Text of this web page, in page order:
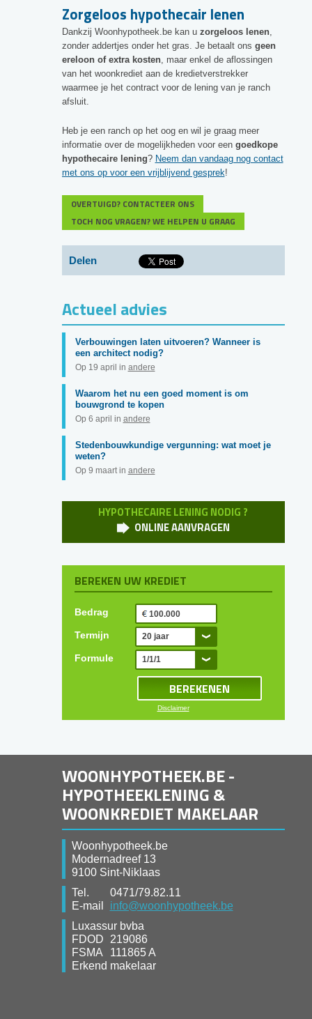
Zorgeloos hypothecair lenen
Dankzij Woonhypotheek.be kan u zorgeloos lenen,
zonder addertjes onder het gras. Je betaalt ons geen
ereloon of extra kosten, maar enkel de aflossingen
van het woonkrediet aan de kredietverstrekker
waarmee je het contract voor de lening van je ranch
afsluit.
Heb je een ranch op het oog en wil je graag meer
informatie over de mogelijkheden voor een goedkope
hypothecaire lening? Neem dan vandaag nog contact
met ons op voor een vrijblijvend gesprek!
OVERTUIGD? CONTACTEER ONS
TOCH NOG VRAGEN? WE HELPEN U GRAAG
Delen
Actueel advies
Verbouwingen laten uitvoeren? Wanneer is
een architect nodig?
Op 19 april in andere
Waarom het nu een goed moment is om
bouwgrond te kopen
Op 6 april in andere
Stedenbouwkundige vergunning: wat moet je
weten?
Op 9 maart in andere
HYPOTHECAIRE LENING NODIG ?
ONLINE AANVRAGEN
BEREKEN UW KREDIET
Bedrag
Termijn 20 jaar
Formule 1/1/1
Disclaimer
WOONHYPOTHEEK.BE -
HYPOTHEEKLENING &
WOONKREDIET MAKELAAR
Woonhypotheek.be
Modernadreef 13
9100 Sint-Niklaas
Tel.
0471/79.82.11
E-mail
info@woonhypotheek.be
Luxassur bvba
FDOD
219086
FSMA
111865 A
Erkend makelaar